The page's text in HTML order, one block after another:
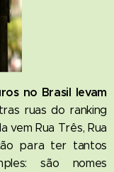
no Brasil levam
ruas do ranking
vem Rua Três, Rua
para ter tantos
são nomes